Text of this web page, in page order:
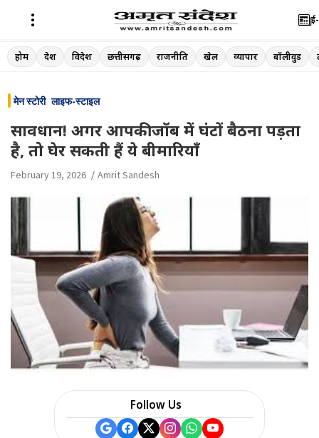
Skip
to
होम देश विदेश छत्तीसगढ़ राजनीति खेल व्यापार बॉलीवुड
मेन स्टोरी लाइफ-स्टाइल
सावधान! अगर आपकी जॉब में घंटों बैठना पड़ता
है, तो घेर सकती हैं ये बीमारियाँ
February 19, 2026 Amrit Sandesh
Follow Us